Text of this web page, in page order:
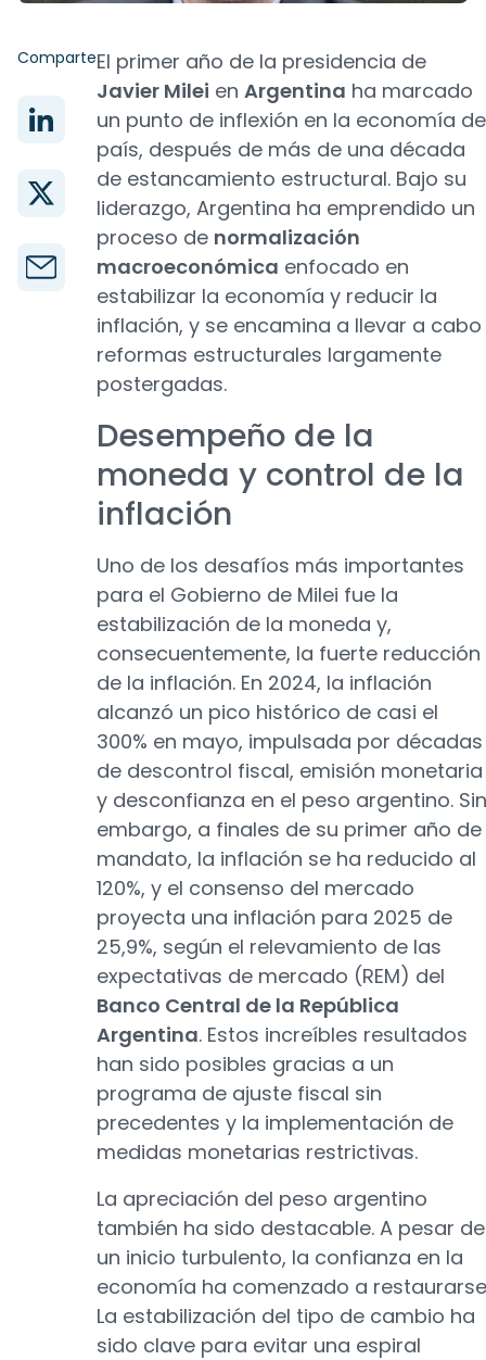
ComparteEl primer año de la presidencia de
Javier Milei en Argentina ha marcado
un punto de inflexión en la economía
país, después de más de una década
de estancamiento estructural. Bajo su
liderazgo, Argentina ha emprendido un
proceso de normalización
macroeconómica enfocado en
estabilizar la economía y reducir la
inflación, y se encamina a llevar a cabo
reformas estructurales largamente
postergadas.
Desempeño de la
moneda y control de la
inflación
Uno de los desafíos más importantes
para el Gobierno de Milei fue la
estabilización de la moneda y,
consecuentemente, la fuerte reducción
de la inflación. En 2024, la inflación
alcanzó un pico histórico de casi el
300% en mayo, impulsada por décadas
de descontrol fiscal, emisión monetaria
y desconfianza en el peso argentino. Sin
embargo, a finales de su primer año de
mandato, la inflación se ha reducido al
120%, y el consenso del mercado
proyecta una inflación para 2025 de
25,9%, según el relevamiento de las
expectativas de mercado (REM) del
Banco Central de la República
Argentina. Estos increíbles resultados
han sido posibles gracias a un
programa de ajuste fiscal sin
precedentes y la implementación de
medidas monetarias restrictivas.
La apreciación del peso argentino
también ha sido destacable. A pesar de
un inicio turbulento, la confianza en la
economía ha comenzado a
La estabilización del tipo de cambio ha
sido clave para evitar una espiral